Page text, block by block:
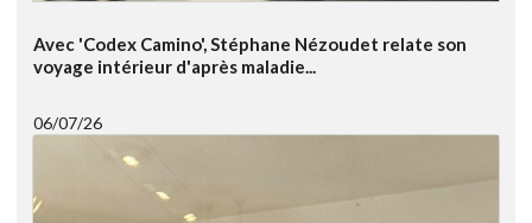
Avec 'Codex Camino', Stéphane Nézoudet relate son
voyage intérieur d'après maladie...
06/07/26